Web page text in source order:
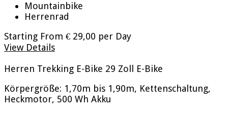
Mountainbike
Herrenrad
Starting From € 29,00 per Day
View Details
Herren Trekking E-Bike 29 Zoll
E-Bike
Körpergröße: 1,70m bis 1,90m, Kettenschaltung,
Heckmotor, 500 Wh Akku